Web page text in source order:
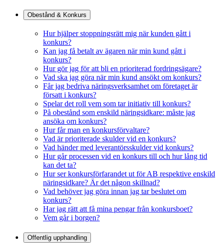
Obestånd & Konkurs
Hur hjälper stoppningsrätt mig när kunden gått i
konkurs?
Kan jag få betalt av ägaren när min kund gått i
konkurs?
Hur gör jag för att bli en prioriterad fordringsägare?
Vad ska jag göra när min kund ansökt om konkurs?
Får jag bedriva näringsverksamhet om företaget är
försatt i konkurs?
Spelar det roll vem som tar initiativ till konkurs?
På obestånd som enskild näringsidkare: måste jag
ansöka om konkurs?
Hur får man en konkursförvaltare?
Vad är prioriterade skulder vid en konkurs?
Vad händer med leverantörsskulder vid konkurs?
Hur går processen vid en konkurs till och hur lång tid
kan det ta?
Hur ser konkursförfarandet ut för AB respektive enskild
näringsidkare? Är det någon skillnad?
Vad behöver jag göra innan jag tar beslutet om
konkurs?
Har jag rätt att få mina pengar från konkursboet?
Vem går i borgen?
Offentlig upphandling